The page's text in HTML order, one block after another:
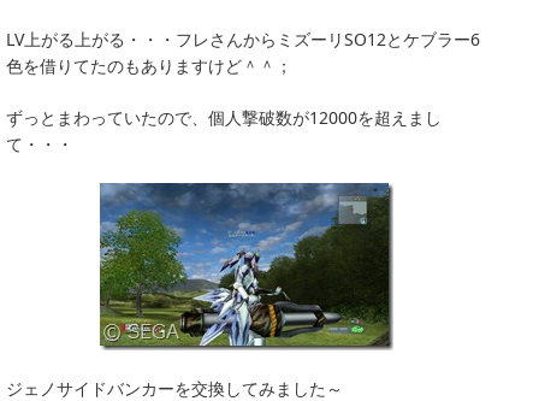
LV上がる上がる・・・フレさんからミズーリSO12とケブラー6
色を借りてたのもありますけど＾＾；
ずっとまわっていたので、個人撃破数が12000を超えまし
て・・・
ジェノサイドバンカーを交換してみました～